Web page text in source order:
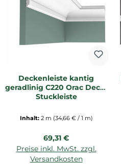
Deckenleiste kantig
geradlinig C220 Orac Decor
Stuckleiste
Inhalt: 2 m (34,66 € / 1 m)
Regulärer Preis:
69,31 €
Preise inkl. MwSt. zzgl.
Versandkosten